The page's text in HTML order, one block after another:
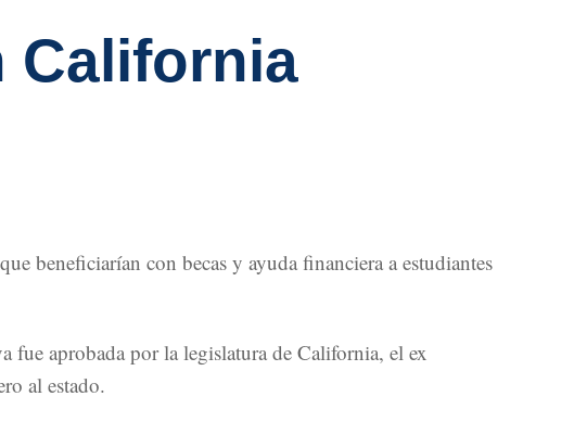
California
beneficiarían con becas y ayuda financiera a estudiantes
aprobada por la legislatura de California, el ex
al estado.